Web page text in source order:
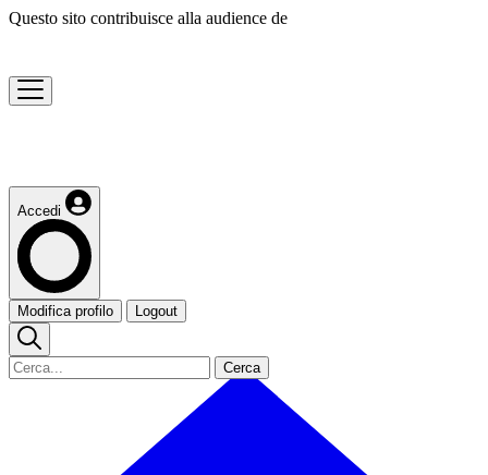
Questo sito contribuisce alla audience de
Accedi
Modifica profilo Logout
Cerca